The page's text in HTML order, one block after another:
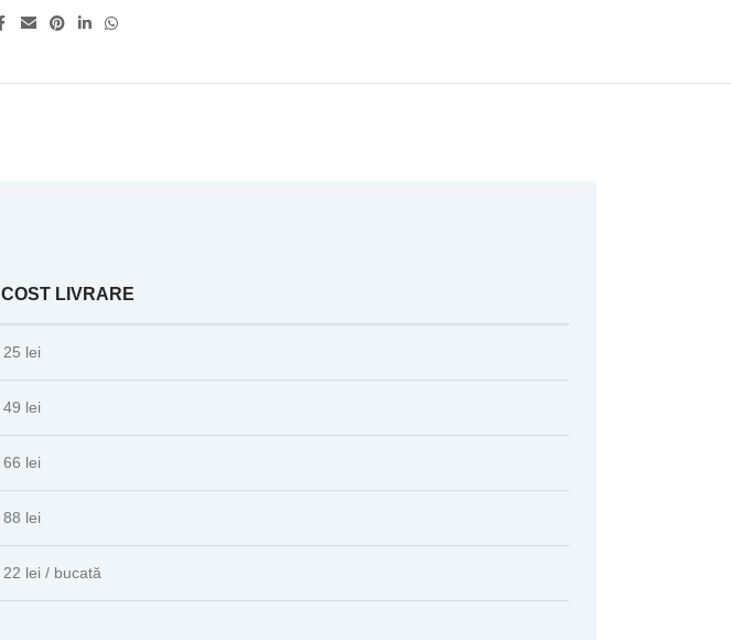
COST LIVRARE
25 lei
49 lei
66 lei
88 lei
22 lei / bucată